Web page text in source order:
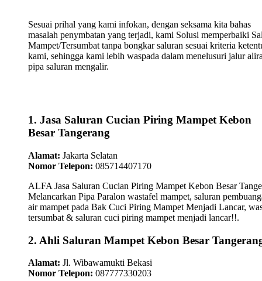
Sesuai prihal yang kami infokan, dengan seksama kita bahas
masalah penymbatan yang terjadi, kami Solusi memperbaiki
Mampet/Tersumbat tanpa bongkar saluran sesuai kriteria
kami, sehingga kami lebih waspada dalam menelusuri jalur
pipa saluran mengalir.
1. Jasa Saluran Cucian Piring Mampet Kebon
Besar Tangerang
Alamat: Jakarta Selatan
Nomor Telepon: 085714407170
ALFA Jasa Saluran Cucian Piring Mampet Kebon Besar
Melancarkan Pipa Paralon wastafel mampet, saluran
air mampet pada Bak Cuci Piring Mampet Menjadi Lancar,
tersumbat & saluran cuci piring mampet menjadi lancar!!.
2. Ahli Saluran Mampet Kebon Besar
Alamat: Jl. Wibawamukti Bekasi
Nomor Telepon: 087777330203